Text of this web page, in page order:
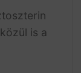
is a